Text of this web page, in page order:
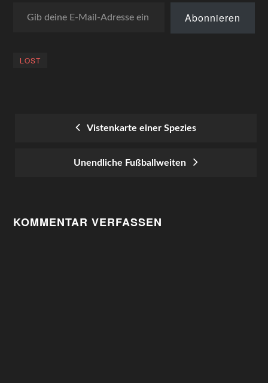
Abonnieren
LOST
Vistenkarte einer Spezies
Unendliche Fußballweiten
KOMMENTAR VERFASSEN